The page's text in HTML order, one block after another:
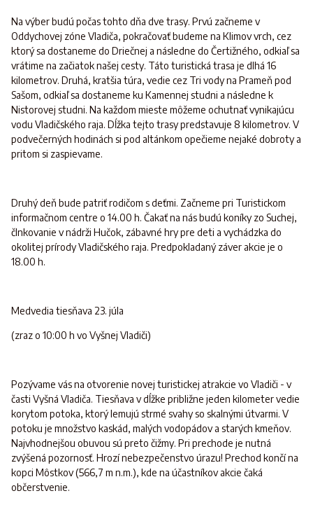
Na výber budú počas tohto dňa dve trasy. Prvú začneme v
Oddychovej zóne Vladiča, pokračovať budeme na Klimov vrch, cez
ktorý sa dostaneme do Driečnej a následne do Čertižného, odkiaľ sa
vrátime na začiatok našej cesty. Táto turistická trasa je dlhá 16
kilometrov. Druhá, kratšia túra, vedie cez Tri vody na Prameň pod
Sašom, odkiaľ sa dostaneme ku Kamennej studni a následne k
Nistorovej studni. Na každom mieste môžeme ochutnať vynikajúcu
vodu Vladičského raja. Dĺžka tejto trasy predstavuje 8 kilometrov. V
podvečerných hodinách si pod altánkom opečieme nejaké dobroty a
pritom si zaspievame.
Druhý deň bude patriť rodičom s deťmi. Začneme pri Turistickom
informačnom centre o 14.00 h. Čakať na nás budú koníky zo Suchej,
člnkovanie v nádrži Hučok, zábavné hry pre deti a vychádzka do
okolitej prírody Vladičského raja. Predpokladaný záver akcie je o
18.00 h.
Medvedia tiesňava 23. júla
(zraz o 10:00 h vo Vyšnej Vladiči)
Pozývame vás na otvorenie novej turistickej atrakcie vo Vladiči - v
časti Vyšná Vladiča. Tiesňava v dĺžke približne jeden kilometer vedie
korytom potoka, ktorý lemujú strmé svahy so skalnými útvarmi. V
potoku je množstvo kaskád, malých vodopádov a starých kmeňov.
Najvhodnejšou obuvou sú preto čižmy. Pri prechode je nutná
zvýšená pozornosť. Hrozí nebezpečenstvo úrazu! Prechod končí na
kopci Môstkov (566,7 m n.m.), kde na účastníkov akcie čaká
občerstvenie.